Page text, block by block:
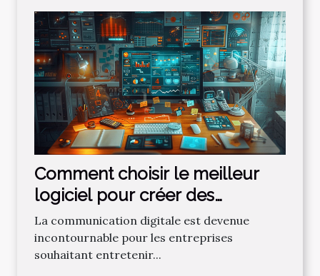
Comment choisir le meilleur
logiciel pour créer des
newsletters efficaces
La communication digitale est devenue
incontournable pour les entreprises
souhaitant entretenir...